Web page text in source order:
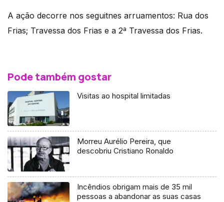
A ação decorre nos seguitnes arruamentos: Rua dos
Frias; Travessa dos Frias e a 2ª Travessa dos Frias.
Pode também gostar
Visitas ao hospital limitadas
Morreu Aurélio Pereira, que
descobriu Cristiano Ronaldo
Incêndios obrigam mais de 35 mil
pessoas a abandonar as suas casas